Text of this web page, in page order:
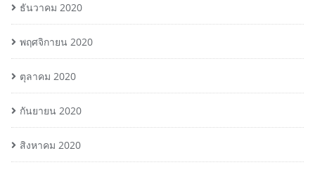
ธันวาคม 2020
พฤศจิกายน 2020
ตุลาคม 2020
กันยายน 2020
สิงหาคม 2020